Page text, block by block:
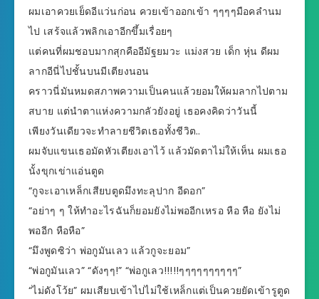
ผมเอาควยเย็ดอีแว่นก่อน ควยเข้าออกเข้า ๆๆๆๆมือคลำนม
ไป เสร้จแล้วพลิกเอาอีกขึ้มเรื่อยๆ
แต่คนที่ผมชอบมากสุกคืออีมัฐยมวะ แม่งสวย เด็ก หุ่น ดีผม
ลากอีนี่ไปชั้นบนมีเตียงนอน
คราวนี่มันหมดสภาพความเป็นคนแล้วยอมให้ผมลากไปตาม
สบาย แต่นำตาแห่งความกลัวยังอยู่ เธอคงคิดว่าวันนี้
เพียงวันเดียวจะทำลายชีวิตเธอทั้งชีวิต..
ผมจับแขนเธอมัดหัวเตียงเอาไว้ แล้วมัดตาไม่ให้เห็น ผมเธอ
นั้งขุกเข่าแอ่นตูด
“กูจะเอาเหล็กเสียบตูดมึงทะลุปาก อีดอก”
“อย่าๆ ๆ ให้ทำอะไรฉันก็ยอมยังไม่พออีกเหรอ หือ หือ ยังไม่
พออีก หือหือ”
“มึงพูดซิว่า พ่อกูมันเลว แล้วกูจะยอม”
“พ่อกูมันเลว” “ดังๆๆ!” “พ่อกูเลว!!!!!ๆๆๆๆๆๆๆๆๆๆ”
“ไม่ดังโว้ย” ผมเสียบเข้าไปไม่ใช้เหล็กแต่เป็นควยยัดเข้ารูตูด